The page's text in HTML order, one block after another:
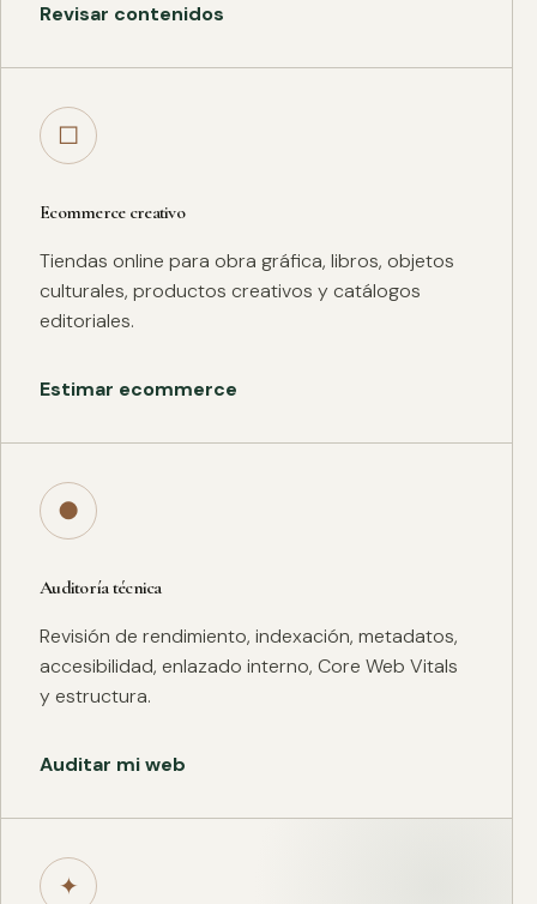
Revisar contenidos
□
Ecommerce creativo
Tiendas online para obra gráfica, libros, objetos
culturales, productos creativos y catálogos
editoriales.
Estimar ecommerce
●
Auditoría técnica
Revisión de rendimiento, indexación, metadatos,
accesibilidad, enlazado interno, Core Web Vitals
y estructura.
Auditar mi web
✦